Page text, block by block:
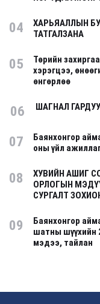
04
ХАРЬЯАЛЛЫН
ТАТГАЛЗАНА
05
Төрийн
хэрэгцээ,
өнгөрлөө
06 ШАГНАЛ
07
Баянхонгор
оны үйл
08
ХУВИЙН АШИГ
ОРЛОГЫН
СУРГАЛТ
09
Баянхонгор
шатны шүүхийн
мэдээ, тайлан